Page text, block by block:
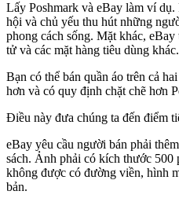
Lấy Poshmark và eBay làm ví
hội và chủ yếu thu hút những
phong cách sống. Mặt khác,
tử và các mặt hàng tiêu dùng khác.
Bạn có thể bán quần áo trên cả
hơn và có quy định chặt chẽ hơn
Điều này đưa chúng ta đến điểm
eBay yêu cầu người bán phải
sách. Ảnh phải có kích thước 500
không được có đường viền, hình
bản.